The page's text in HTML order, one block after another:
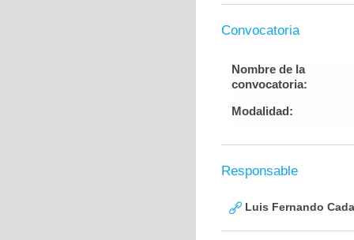
Convocatoria
Nombre de la
convocatoria:
Modalidad:
Responsable
Luis Fernando